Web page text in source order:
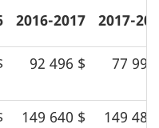
2016-2017
2017-
92 496 $ 77
149 640 $ 149